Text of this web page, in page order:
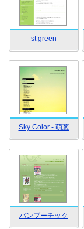
st green
Sky Color - 萌葱
バンブーチック